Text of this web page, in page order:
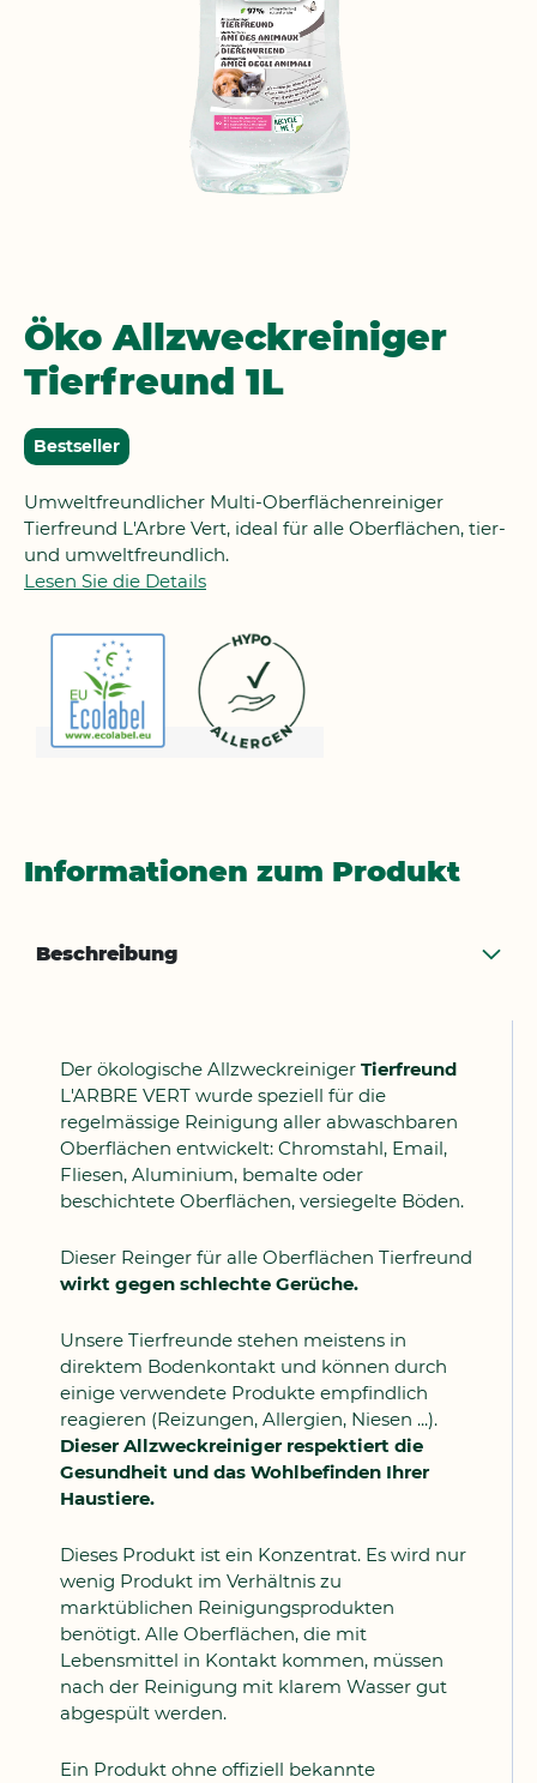
Zum
Anfang
der
springen
Öko Allzweckreiniger
Tierfreund 1L
Bestseller
Umweltfreundlicher Multi-Oberflächenreiniger
Tierfreund L'Arbre Vert, ideal für alle Oberflächen, tier-
und umweltfreundlich.
Lesen Sie die Details
Informationen zum Produkt
Beschreibung
Der ökologische Allzweckreiniger Tierfreund
L'ARBRE VERT wurde speziell für die
regelmässige Reinigung aller abwaschbaren
Oberflächen entwickelt: Chromstahl, Email,
Fliesen, Aluminium, bemalte oder
beschichtete Oberflächen, versiegelte Böden.
Dieser Reinger für alle Oberflächen Tierfreund
wirkt gegen schlechte Gerüche.
Unsere Tierfreunde stehen meistens in
direktem Bodenkontakt und können durch
einige verwendete Produkte empfindlich
reagieren (Reizungen, Allergien, Niesen ...).
Dieser Allzweckreiniger respektiert die
Gesundheit und das Wohlbefinden Ihrer
Haustiere.
Dieses Produkt ist ein Konzentrat. Es wird nur
wenig Produkt im Verhältnis zu
marktüblichen Reinigungsprodukten
benötigt. Alle Oberflächen, die mit
Lebensmittel in Kontakt kommen, müssen
nach der Reinigung mit klarem Wasser gut
abgespült werden.
Ein Produkt ohne offiziell bekannte